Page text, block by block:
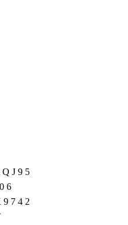
Q J 9 5
6
9 7 4 2